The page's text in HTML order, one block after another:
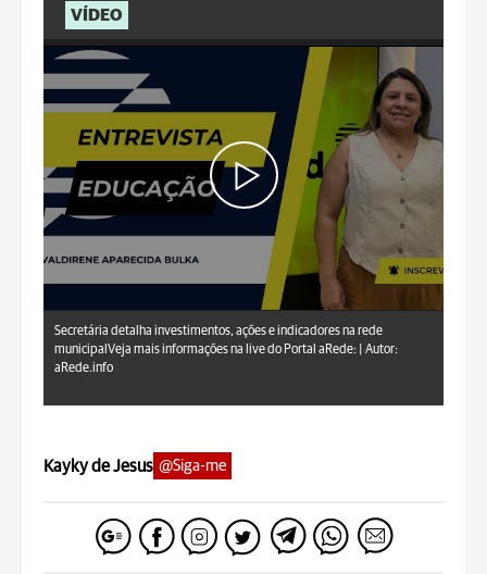
VÍDEO
Secretária detalha investimentos, ações e indicadores na rede
municipalVeja mais informações na live do Portal aRede: |
Autor:
aRede.info
Kayky de Jesus @Siga-me